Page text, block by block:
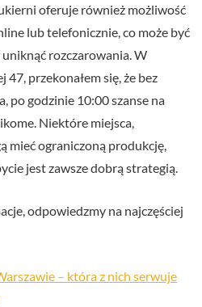
oferuje również możliwość
lub telefonicznie, co może być
rozczarowania. W
przekonałem się, że bez
po godzinie 10:00 szanse na
Niektóre miejsca,
mieć ograniczoną produkcję,
jest zawsze dobrą strategią.
odpowiedzmy na najczęściej
– która z nich serwuje